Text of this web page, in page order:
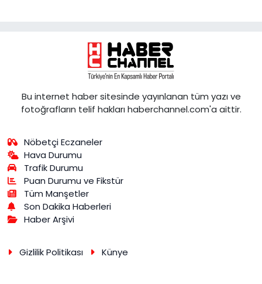
Bu internet haber sitesinde yayınlanan tüm yazı ve
fotoğrafların telif hakları haberchannel.com'a aittir.
Nöbetçi Eczaneler
Hava Durumu
Trafik Durumu
Puan Durumu ve Fikstür
Tüm Manşetler
Son Dakika Haberleri
Haber Arşivi
Gizlilik Politikası Künye